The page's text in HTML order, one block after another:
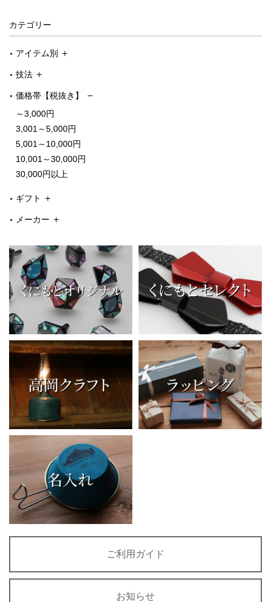
カテゴリー
アイテム別
技法
価格帯【税抜き】
～3,000円
3,001～5,000円
5,001～10,000円
10,001～30,000円
30,000円以上
ギフト
メーカー
ご利用ガイド
お知らせ